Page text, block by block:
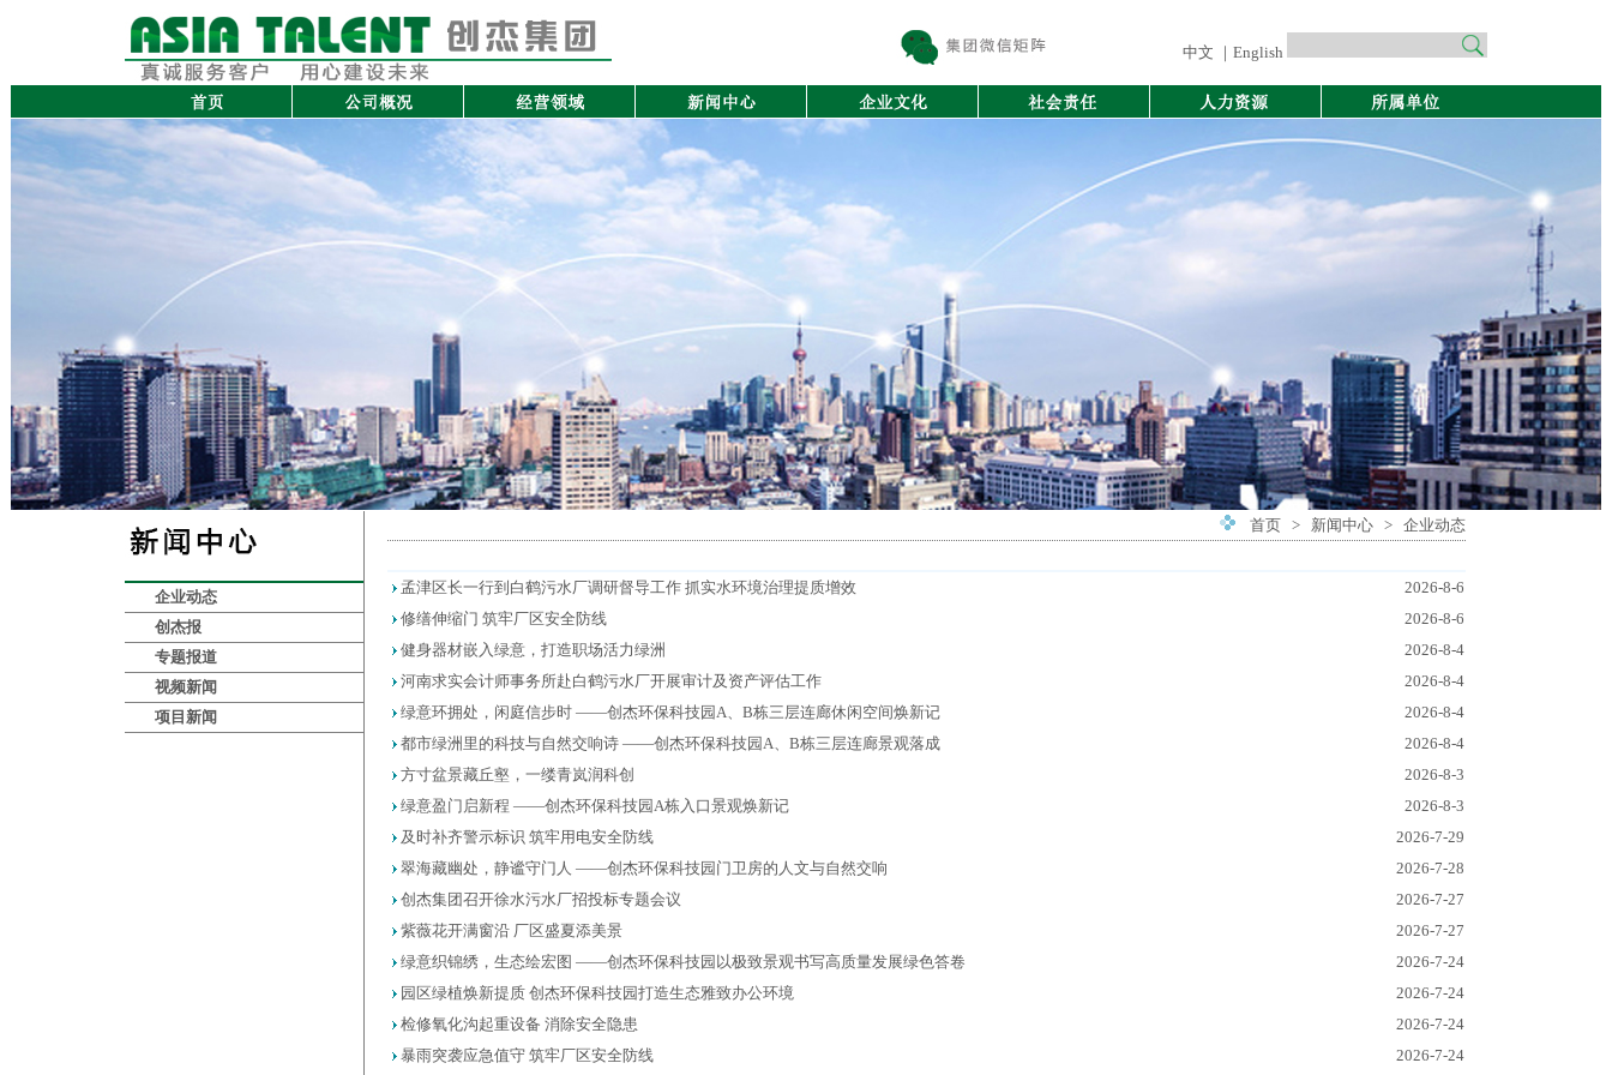
中文 ｜English
企业动态
创杰报
专题报道
视频新闻
项目新闻
首页 > 新闻中心 > 企业动态
孟津区长一行到白鹤污水厂调研督导工作 抓实水环境治理提质增效
2026-8-6
修缮伸缩门 筑牢厂区安全防线
2026-8-6
健身器材嵌入绿意，打造职场活力绿洲
2026-8-4
河南求实会计师事务所赴白鹤污水厂开展审计及资产评估工作
2026-8-4
绿意环拥处，闲庭信步时 ——创杰环保科技园A、B栋三层连廊休闲空间焕新记
2026-8-4
都市绿洲里的科技与自然交响诗 ——创杰环保科技园A、B栋三层连廊景观落成
2026-8-4
方寸盆景藏丘壑，一缕青岚润科创
2026-8-3
绿意盈门启新程 ——创杰环保科技园A栋入口景观焕新记
2026-8-3
及时补齐警示标识 筑牢用电安全防线
2026-7-29
翠海藏幽处，静谧守门人 ——创杰环保科技园门卫房的人文与自然交响
2026-7-28
创杰集团召开徐水污水厂招投标专题会议
2026-7-27
紫薇花开满窗沿 厂区盛夏添美景
2026-7-27
绿意织锦绣，生态绘宏图 ——创杰环保科技园以极致景观书写高质量发展绿色答卷
2026-7-24
园区绿植焕新提质 创杰环保科技园打造生态雅致办公环境
2026-7-24
检修氧化沟起重设备 消除安全隐患
2026-7-24
暴雨突袭应急值守 筑牢厂区安全防线
2026-7-24